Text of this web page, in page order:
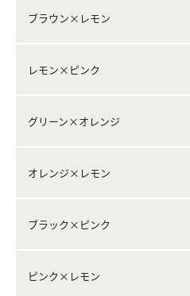
ブラウン×レモン
レモン×ピンク
グリーン×オレンジ
オレンジ×レモン
ブラック×ピンク
ピンク×レモン